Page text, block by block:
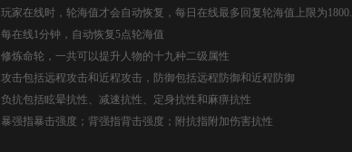
玩家在线时，轮海值才会自动恢复，每日在线最多回复轮海值上限为1800.
每在线1分钟，自动恢复5点轮海值
修炼命轮，一共可以提升人物的十九种二级属性
攻击包括远程攻击和近程攻击，防御包括远程防御和近程防御
负抗包括眩晕抗性、减速抗性、定身抗性和麻痹抗性
暴强指暴击强度；背强指背击强度；附抗指附加伤害抗性